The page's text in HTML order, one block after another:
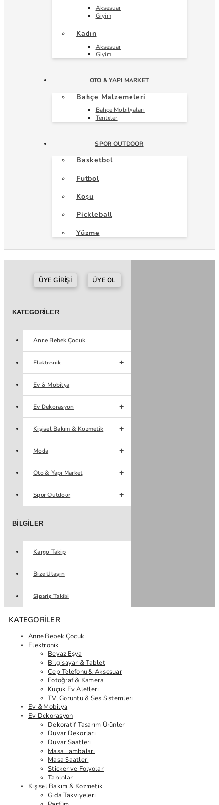
Aksesuar
Giyim
Kadın
Aksesuar
Giyim
OTO & YAPI MARKET
Bahçe Malzemeleri
Bahçe Mobilyaları
Tenteler
SPOR OUTDOOR
Basketbol
Futbol
Koşu
Pickleball
Yüzme
ÜYE GIRIŞI ÜYE OL
KATEGORILER
Anne Bebek Çocuk
Elektronik
Ev & Mobilya
Ev Dekorasyon
Kişisel Bakım & Kozmetik
Moda
Oto & Yapı Market
Spor Outdoor
BILGILER
Kargo Takip
Bize Ulaşın
Sipariş Takibi
KATEGORILER
Anne Bebek Çocuk
Elektronik
Beyaz Eşya
Bilgisayar & Tablet
Cep Telefonu & Aksesuar
Fotoğraf & Kamera
Küçük Ev Aletleri
TV, Görüntü & Ses Sistemleri
Ev & Mobilya
Ev Dekorasyon
Dekoratif Tasarım Ürünler
Duvar Dekorları
Duvar Saatleri
Masa Lambaları
Masa Saatleri
Sticker ve Folyolar
Tablolar
Kişisel Bakım & Kozmetik
Gıda Takviyeleri